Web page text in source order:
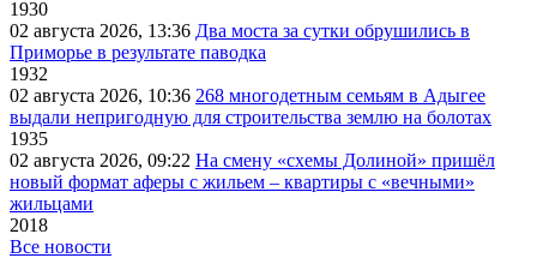
1930
02 августа 2026, 13:36 Два моста за сутки обрушились в
Приморье в результате паводка
1932
02 августа 2026, 10:36 268 многодетным семьям в Адыгее
выдали непригодную для строительства землю на болотах
1935
02 августа 2026, 09:22 На смену «схемы Долиной» пришёл
новый формат аферы с жильем – квартиры с «вечными»
жильцами
2018
Все новости